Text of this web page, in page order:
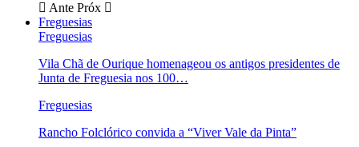
Ante Próx
Freguesias
Freguesias
Vila Chã de Ourique homenageou os antigos presidentes de
Junta de Freguesia nos 100…
Freguesias
Rancho Folclórico convida a “Viver Vale da Pinta”